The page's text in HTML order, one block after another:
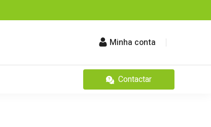
Minha conta
Contactar